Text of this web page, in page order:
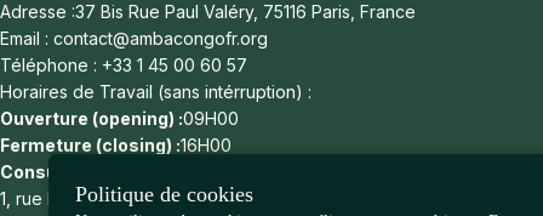
Adresse :37 Bis Rue Paul Valéry, 75116 Paris, France
Email : contact@ambacongofr.org
Téléphone : +33 1 45 00 60 57
Horaires de Travail (sans intérruption) :
Ouverture (opening) :09H00
Fermeture (closing) :16H00
Consulat :
1, rue Léonard de Vinci - 75116 - Paris
Politique de cookies